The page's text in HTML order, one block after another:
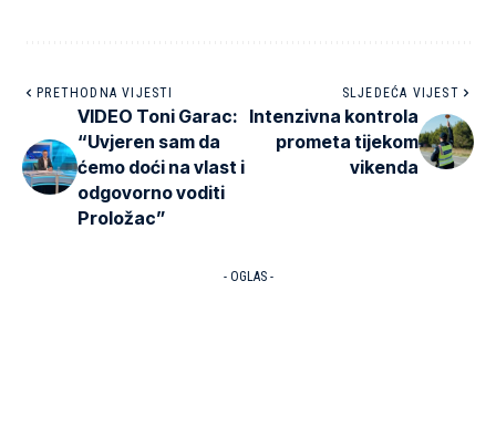
PRETHODNA VIJESTI
VIDEO Toni Garac:
“Uvjeren sam da
ćemo doći na vlast i
odgovorno voditi
Proložac”
SLJEDEĆA VIJEST
Intenzivna kontrola
prometa tijekom
vikenda
- OGLAS -